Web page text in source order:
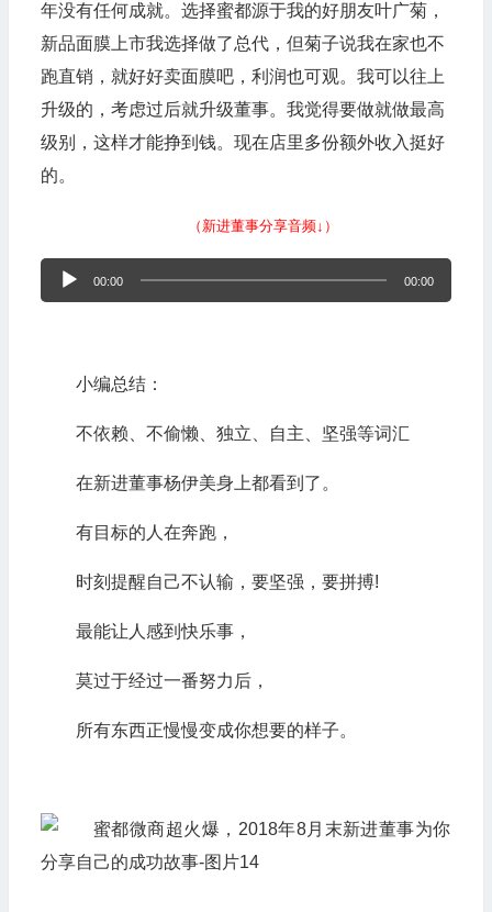
年没有任何成就。选择蜜都源于我的好朋友叶广菊，
新品面膜上市我选择做了总代，但菊子说我在家也不
跑直销，就好好卖面膜吧，利润也可观。我可以往上
升级的，考虑过后就升级董事。我觉得要做就做最高
级别，这样才能挣到钱。现在店里多份额外收入挺好
的。
（新进董事分享音频↓）
频
00:00 00:00
小编总结：
不依赖、不偷懒、独立、自主、坚强等词汇
在新进董事杨伊美身上都看到了。
有目标的人在奔跑，
时刻提醒自己不认输，要坚强，要拼搏!
最能让人感到快乐事，
莫过于经过一番努力后，
所有东西正慢慢变成你想要的样子。